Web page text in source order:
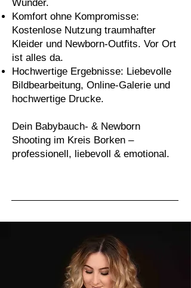
Wunder.
Komfort ohne Kompromisse:
Kostenlose Nutzung traumhafter
Kleider und Newborn-Outfits. Vor Ort
ist alles da.
Hochwertige Ergebnisse: Liebevolle
Bildbearbeitung, Online-Galerie und
hochwertige Drucke.
Dein Babybauch- & Newborn
Shooting im Kreis Borken –
professionell, liebevoll & emotional.